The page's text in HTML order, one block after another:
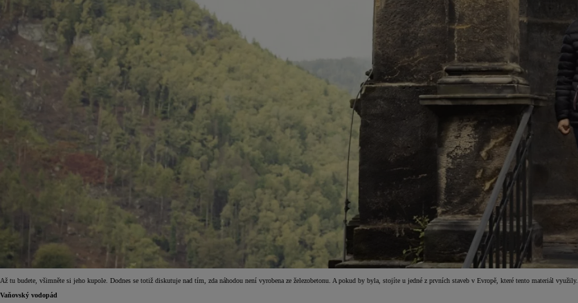
Až tu budete, všimněte si jeho kupole. Dodnes se totiž diskutuje nad tím, zda náhodou není vyrobena ze železobetonu. A pokud by byla, stojíte u jedné z prvních staveb v Evropě, které tento materiál využily.
Vaňovský vodopád